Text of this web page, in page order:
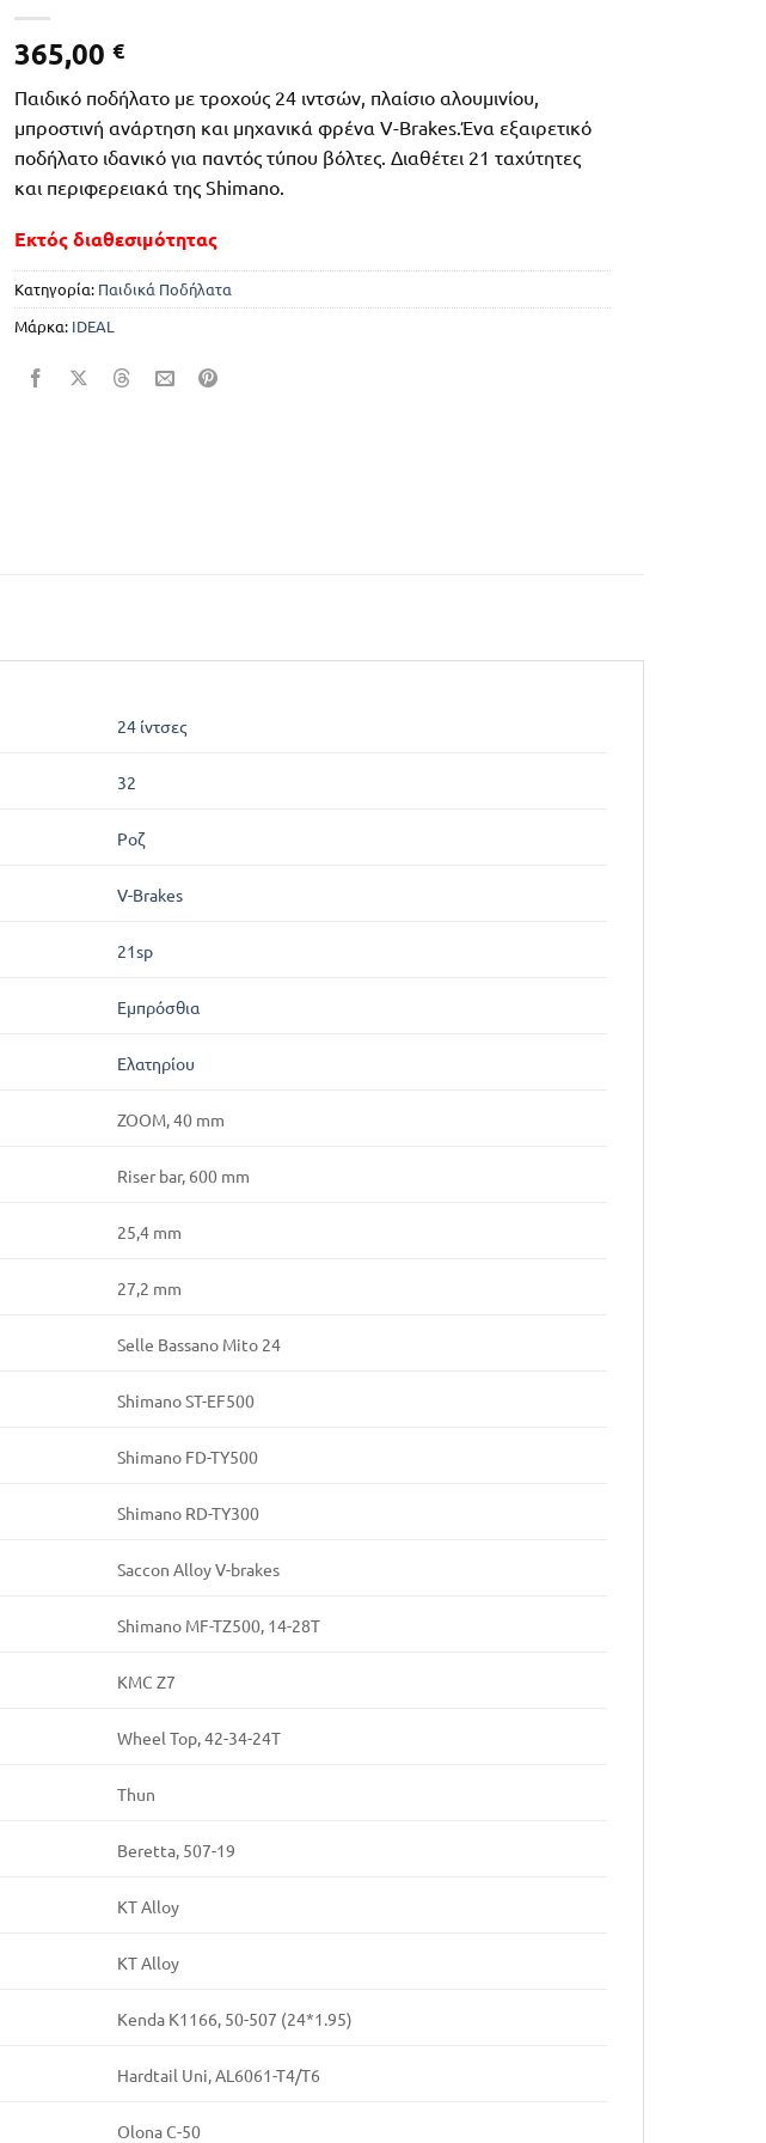
365,00 €
Παιδικό ποδήλατο με τροχούς 24 ιντσών, πλαίσιο αλουμινίου,
μπροστινή ανάρτηση και μηχανικά φρένα V-Brakes.Ένα εξαιρετικό
ποδήλατο ιδανικό για παντός τύπου βόλτες. Διαθέτει 21 ταχύτητες
και περιφερειακά της Shimano.
Εκτός διαθεσιμότητας
Κατηγορία: Παιδικά Ποδήλατα
Μάρκα: IDEAL
24 ίντσες
32
Ροζ
V-Brakes
21sp
Εμπρόσθια
Ελατηρίου
ZOOM, 40 mm
Riser bar, 600 mm
25,4 mm
27,2 mm
Selle Bassano Mito 24
Shimano ST-EF500
Shimano FD-TY500
Shimano RD-TY300
Saccon Alloy V-brakes
Shimano MF-TZ500, 14-28T
KMC Z7
Wheel Top, 42-34-24T
Thun
Beretta, 507-19
KT Alloy
KT Alloy
Kenda K1166, 50-507 (24*1.95)
Hardtail Uni, AL6061-T4/T6
Olona C-50